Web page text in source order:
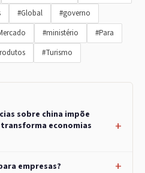
#Global
#governo
#ministério
#Para
#Turismo
sobre china impõe
economias
empresas?